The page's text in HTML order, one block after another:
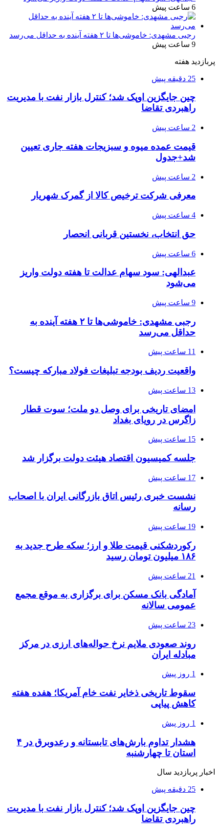
6 ساعت پیش
رجبی مشهدی: خاموشی‌ها تا ۲ هفته آینده به حداقل می‌رسد
9 ساعت پیش
پربازدید هفته
25 دقیقه پیش
چین جایگزین اوپک شد؛ کنترل بازار نفت با مدیریت
راهبردی تقاضا
2 ساعت پیش
قیمت عمده میوه و سبزیجات هفته جاری تعیین
شد+جدول
2 ساعت پیش
معرفی شرکت ترخیص کالا از گمرک شهریار
4 ساعت پیش
حق انتخاب، نخستین قربانی انحصار
6 ساعت پیش
عبدالهی: سود سهام عدالت تا هفته دولت واریز
می‌شود
9 ساعت پیش
رجبی مشهدی: خاموشی‌ها تا ۲ هفته آینده به
حداقل می‌رسد
11 ساعت پیش
واقعیت ردیف بودجه تبلیغات فولاد مبارکه چیست؟
13 ساعت پیش
امضای تاریخی برای وصل دو ملت؛ سوت قطار
زاگرس در رویای بغداد
15 ساعت پیش
جلسه کمیسیون اقتصاد هیئت دولت برگزار شد
17 ساعت پیش
نشست خبری رئیس اتاق بازرگانی ایران با اصحاب
رسانه
19 ساعت پیش
رکوردشکنی قیمت طلا و ارز؛ سکه طرح جدید به
۱۸۶ میلیون تومان رسید
21 ساعت پیش
آمادگی بانک مسکن برای برگزاری به موقع مجمع
عمومی سالانه
23 ساعت پیش
روند صعودی ملایم نرخ حواله‌های ارزی در مرکز
مبادله ایران
1 روز پیش
سقوط تاریخی ذخایر نفت خام آمریکا؛ هفده هفته
کاهش پیاپی
1 روز پیش
هشدار تداوم بارش‌های تابستانه و رعدوبرق در ۴
استان تا چهارشنبه
اخبار پربازدید سال
25 دقیقه پیش
چین جایگزین اوپک شد؛ کنترل بازار نفت با مدیریت
راهبردی تقاضا